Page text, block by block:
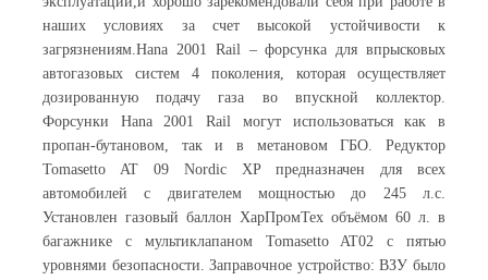
наших условиях за счет высокой устойчивости к
загрязнениям.Hana 2001 Rail – форсунка для впрысковых
автогазовых систем 4 поколения, которая осуществляет
дозированную подачу газа во впускной коллектор.
Форсунки Hana 2001 Rail могут использоваться как в
пропан-бутановом, так и в метановом ГБО. Редуктор
Tomasetto AT 09 Nordic XP предназначен для всех
автомобилей с двигателем мощностью до 245 л.с.
Установлен газовый баллон ХарПромТех объёмом 60 л. в
багажнике с мультиклапаном Tomasetto AT02 с пятью
уровнями безопасности. Заправочное устройство: ВЗУ было